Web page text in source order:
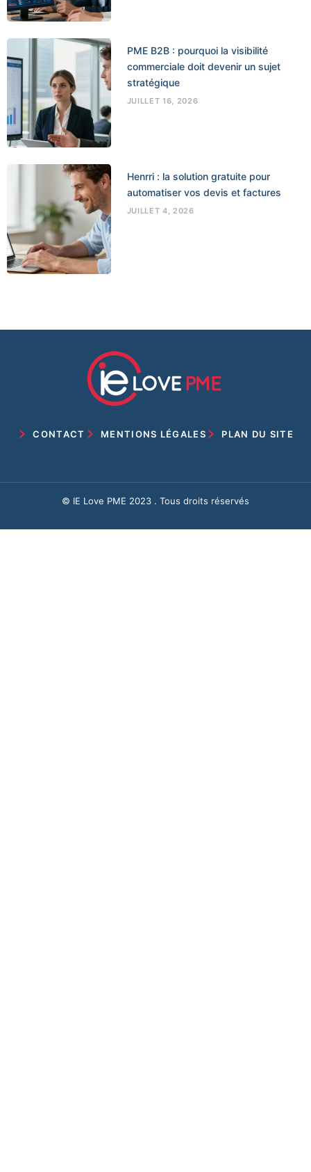
PME B2B : pourquoi la visibilité
commerciale doit devenir un sujet
stratégique
JUILLET 16, 2026
Henrri : la solution gratuite pour
automatiser vos devis et factures
JUILLET 4, 2026
CONTACT MENTIONS LÉGALES PLAN DU SITE
© IE Love PME 2023 . Tous droits réservés